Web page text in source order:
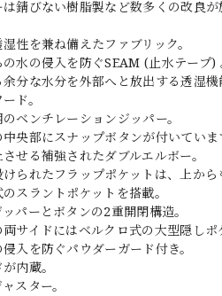
は錆びない樹脂製など数多くの改良
性を兼ね備えたファブリック。
水の侵入を防ぐSEAM (止水テープ)
分な水分を外部へと放出する透湿
ド。
ベンチレーションジッパー。
央部にスナップボタンが付いていま
せる補強されたダブルエルボー。
られたフラップポケットは、上か
スラントポケットを搭載。
パーとボタンの2重開閉構造。
サイドにはベルクロ式の大型隠しポ
入を防ぐパウダーガード付き。
内蔵。
スター。